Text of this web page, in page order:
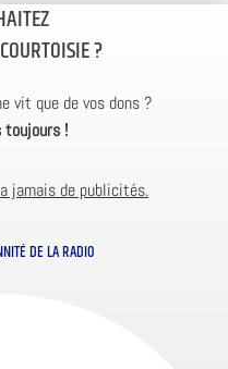
?
vit que de vos dons ?
toujours !
jamais de publicités.
DE LA RADIO